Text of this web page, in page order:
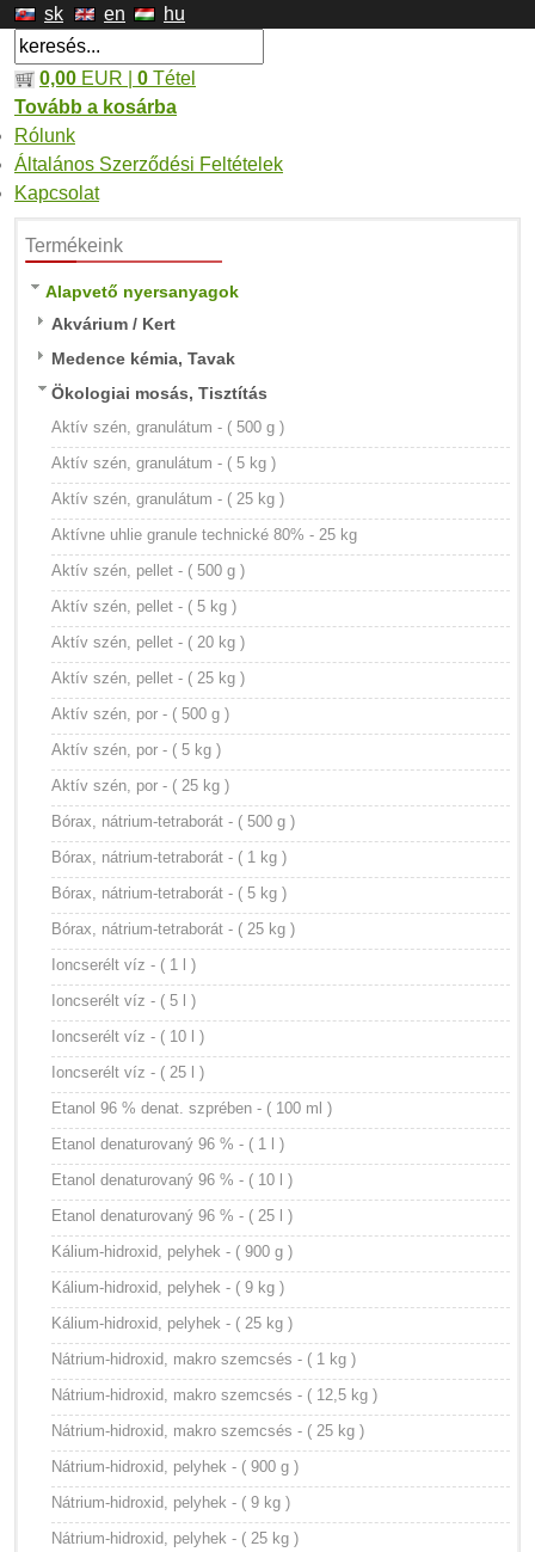
sk en hu
0,00 EUR | 0 Tétel
Tovább a kosárba
Rólunk
Általános Szerződési Feltételek
Kapcsolat
Termékeink
Alapvető nyersanyagok
Akvárium / Kert
Medence kémia, Tavak
Ökologiai mosás, Tisztítás
Aktív szén, granulátum - ( 500 g )
Aktív szén, granulátum - ( 5 kg )
Aktív szén, granulátum - ( 25 kg )
Aktívne uhlie granule technické 80% - 25 kg
Aktív szén, pellet - ( 500 g )
Aktív szén, pellet - ( 5 kg )
Aktív szén, pellet - ( 20 kg )
Aktív szén, pellet - ( 25 kg )
Aktív szén, por - ( 500 g )
Aktív szén, por - ( 5 kg )
Aktív szén, por - ( 25 kg )
Bórax, nátrium-tetraborát - ( 500 g )
Bórax, nátrium-tetraborát - ( 1 kg )
Bórax, nátrium-tetraborát - ( 5 kg )
Bórax, nátrium-tetraborát - ( 25 kg )
Ioncserélt víz - ( 1 l )
Ioncserélt víz - ( 5 l )
Ioncserélt víz - ( 10 l )
Ioncserélt víz - ( 25 l )
Etanol 96 % denat. szprében - ( 100 ml )
Etanol denaturovaný 96 % - ( 1 l )
Etanol denaturovaný 96 % - ( 10 l )
Etanol denaturovaný 96 % - ( 25 l )
Kálium-hidroxid, pelyhek - ( 900 g )
Kálium-hidroxid, pelyhek - ( 9 kg )
Kálium-hidroxid, pelyhek - ( 25 kg )
Nátrium-hidroxid, makro szemcsés - ( 1 kg )
Nátrium-hidroxid, makro szemcsés - ( 12,5 kg )
Nátrium-hidroxid, makro szemcsés - ( 25 kg )
Nátrium-hidroxid, pelyhek - ( 900 g )
Nátrium-hidroxid, pelyhek - ( 9 kg )
Nátrium-hidroxid, pelyhek - ( 25 kg )